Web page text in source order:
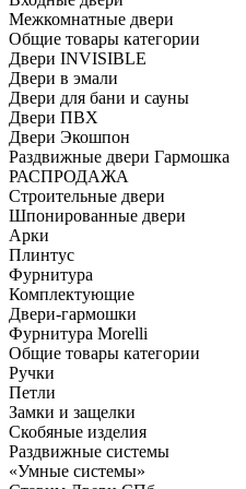
Межкомнатные двери
Общие товары категории
Двери INVISIBLE
Двери в эмали
Двери для бани и сауны
Двери ПВХ
Двери Экошпон
Раздвижные двери Гармошка
РАСПРОДАЖА
Строительные двери
Шпонированные двери
Арки
Плинтус
Фурнитура
Комплектующие
Двери-гармошки
Фурнитура Morelli
Общие товары категории
Ручки
Петли
Замки и защелки
Скобяные изделия
Раздвижные системы
«Умные системы»